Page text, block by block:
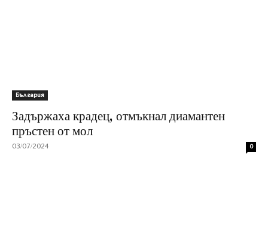
България
Задържаха крадец, отмъкнал диамантен
пръстен от мол
03/07/2024 0